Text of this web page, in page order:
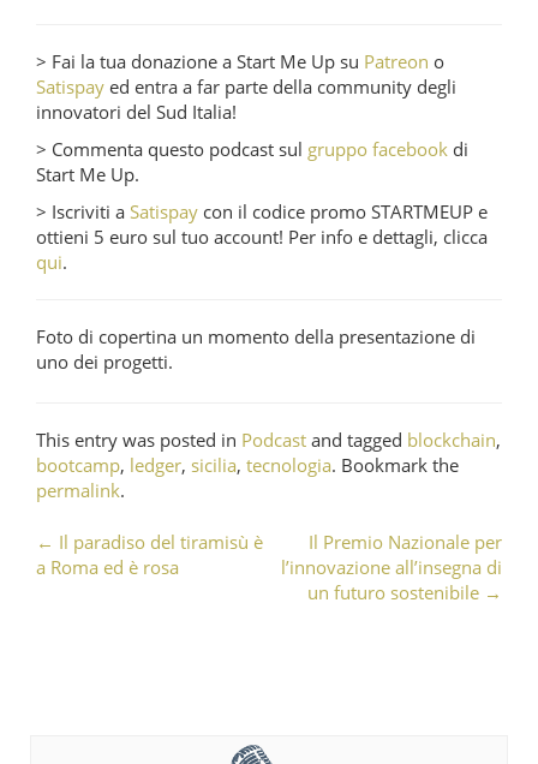
> Fai la tua donazione a Start Me Up su Patreon o
Satispay ed entra a far parte della community degli
innovatori del Sud Italia!
> Commenta questo podcast sul gruppo facebook di
Start Me Up.
> Iscriviti a Satispay con il codice promo STARTMEUP e
ottieni 5 euro sul tuo account! Per info e dettagli, clicca
qui.
Foto di copertina un momento della presentazione di
uno dei progetti.
This entry was posted in Podcast and tagged blockchain,
bootcamp, ledger, sicilia, tecnologia. Bookmark the
permalink.
Post navigation
← Il paradiso del tiramisù è
a Roma ed è rosa
Il Premio Nazionale per
l’innovazione all’insegna di
un futuro sostenibile →